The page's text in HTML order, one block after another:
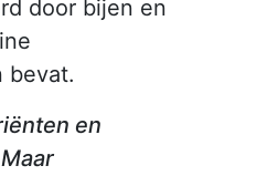
door bijen en
bevat.
en